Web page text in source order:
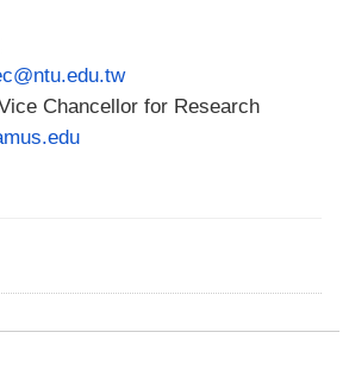
Chancellor for Research